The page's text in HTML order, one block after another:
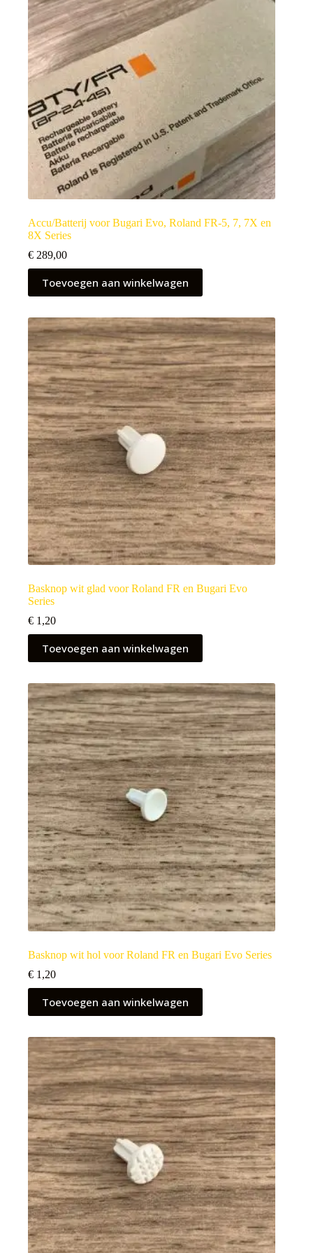
Accu/Batterij voor Bugari Evo, Roland FR-5, 7, 7X en
8X Series
€ 289,00
Toevoegen aan winkelwagen
Basknop wit glad voor Roland FR en Bugari Evo
Series
€ 1,20
Toevoegen aan winkelwagen
Basknop wit hol voor Roland FR en Bugari Evo Series
€ 1,20
Toevoegen aan winkelwagen